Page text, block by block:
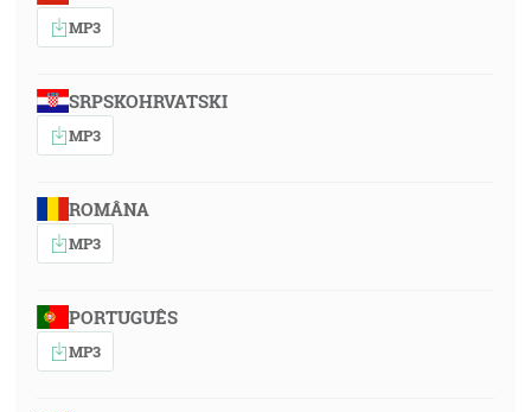
MP3
SRPSKOHRVATSKI
MP3
ROMÂNA
MP3
PORTUGUÊS
MP3